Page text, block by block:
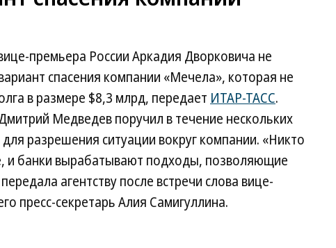
премьера России Аркадия Дворковича не
спасения компании «Мечела», которая не
в размере $8,3 млрд, передает ИТАР-ТАСС.
Медведев поручил в течение нескольких
разрешения ситуации вокруг компании. «Никто
и банки вырабатывают подходы, позволяющие
агентству после встречи слова вице-
пресс-секретарь Алия Самигуллина.